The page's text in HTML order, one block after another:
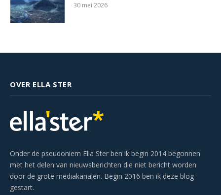
30 mei 2026
OVER ELLA STER
Onder de pseudoniem Ella Ster ben ik begin 2014 begonnen
met het delen van nieuwsberichten die niet bericht worden
door de grote mediakanalen. Begin 2016 ben ik deze blog
gestart.